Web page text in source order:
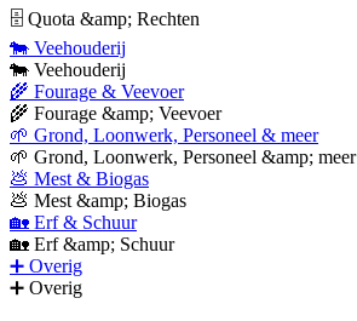
🗄 Quota &amp; Rechten
🐄 Veehouderij
🐄 Veehouderij
🌾 Fourage & Veevoer
🌾 Fourage &amp; Veevoer
🌱 Grond, Loonwerk, Personeel & meer
🌱 Grond, Loonwerk, Personeel &amp; meer
💩 Mest & Biogas
💩 Mest &amp; Biogas
🏡 Erf & Schuur
🏡 Erf &amp; Schuur
➕ Overig
➕ Overig